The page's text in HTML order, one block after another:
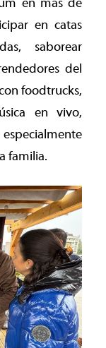
en más de
en catas
saborear
del
foodtrucks,
en vivo,
familia.